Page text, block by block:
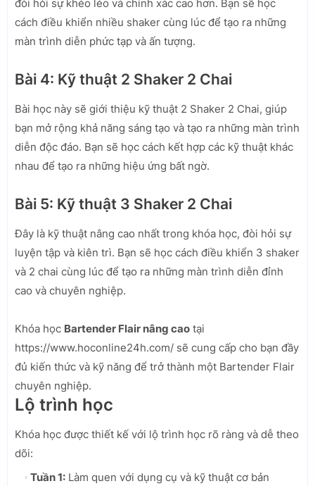
đòi hỏi sự khéo léo và chính xác cao hơn. Bạn sẽ học
cách điều khiển nhiều shaker cùng lúc để tạo ra những
màn trình diễn phức tạp và ấn tượng.
Bài 4: Kỹ thuật 2 Shaker 2 Chai
Bài học này sẽ giới thiệu kỹ thuật 2 Shaker 2 Chai, giúp
bạn mở rộng khả năng sáng tạo và tạo ra những màn trình
diễn độc đáo. Bạn sẽ học cách kết hợp các kỹ thuật khác
nhau để tạo ra những hiệu ứng bất ngờ.
Bài 5: Kỹ thuật 3 Shaker 2 Chai
Đây là kỹ thuật nâng cao nhất trong khóa học, đòi hỏi sự
luyện tập và kiên trì. Bạn sẽ học cách điều khiển 3 shaker
và 2 chai cùng lúc để tạo ra những màn trình diễn đỉnh
cao và chuyên nghiệp.
Khóa học Bartender Flair nâng cao tại
https://www.hoconline24h.com/ sẽ cung cấp cho bạn đầy
đủ kiến thức và kỹ năng để trở thành một Bartender Flair
chuyên nghiệp.
Lộ trình học
Khóa học được thiết kế với lộ trình học rõ ràng và dễ theo
dõi:
Tuần 1: Làm quen với dụng cụ và kỹ thuật cơ bản